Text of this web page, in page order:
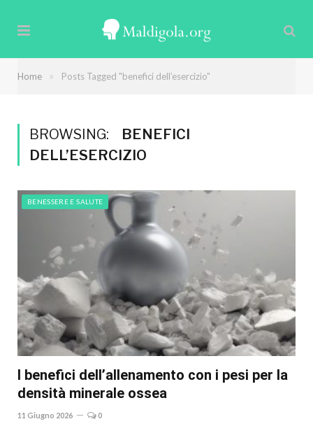
Home » Posts Tagged "benefici dell’esercizio"
BROWSING:
BENEFICI
DELL’ESERCIZIO
BENESSERE E SALUTE
I benefici dell’allenamento con i pesi per la
densità minerale ossea
11 Giugno 2026 0